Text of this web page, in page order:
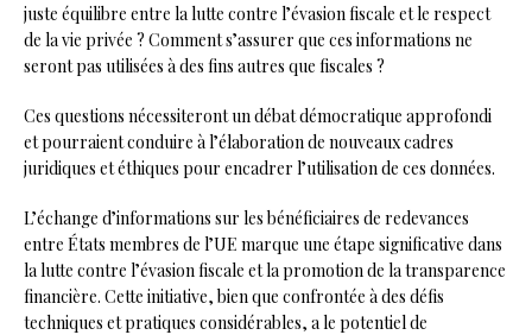
juste équilibre entre la lutte contre l’évasion fiscale et le respect
de la vie privée ? Comment s’assurer que ces informations ne
seront pas utilisées à des fins autres que fiscales ?
Ces questions nécessiteront un débat démocratique approfondi
et pourraient conduire à l’élaboration de nouveaux cadres
juridiques et éthiques pour encadrer l’utilisation de ces données.
L’échange d’informations sur les bénéficiaires de redevances
entre États membres de l’UE marque une étape significative dans
la lutte contre l’évasion fiscale et la promotion de la transparence
financière. Cette initiative, bien que confrontée à des défis
techniques et pratiques considérables, a le potentiel de